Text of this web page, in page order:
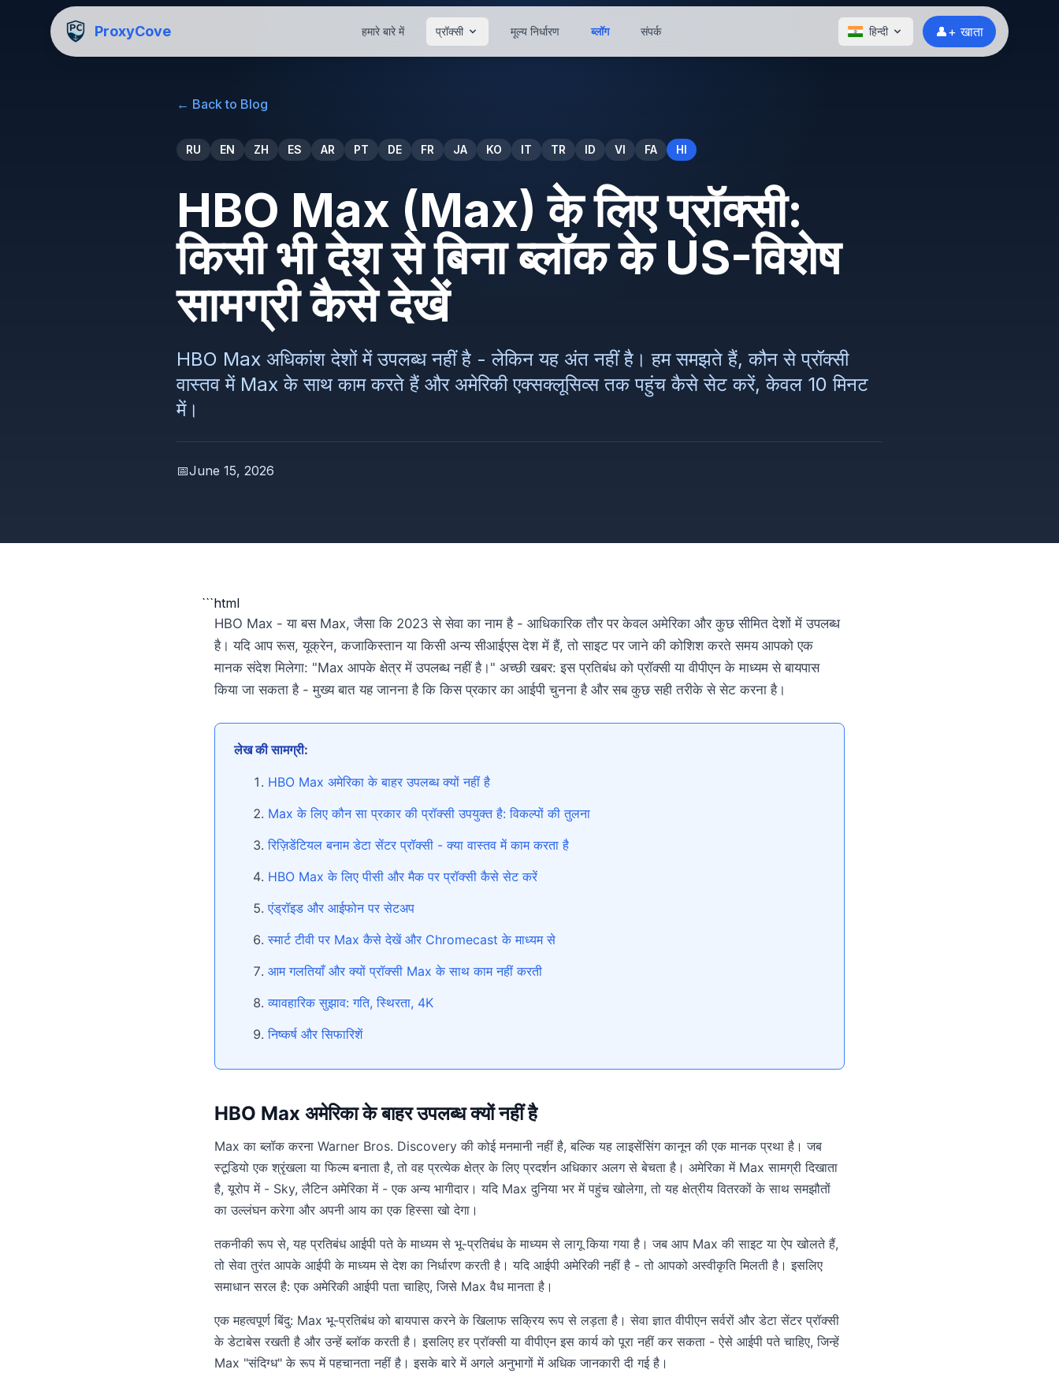
ProxyCove हमारे बारे में प्रॉक्सी मूल्य निर्धारण ब्लॉग संपर्क हिन्दी 👤+ खाता
← Back to Blog
RU EN ZH ES AR PT DE FR JA KO IT TR ID VI FA HI
HBO Max (Max) के लिए प्रॉक्सी:
किसी भी देश से बिना ब्लॉक के US-विशेष
सामग्री कैसे देखें
HBO Max अधिकांश देशों में उपलब्ध नहीं है - लेकिन यह अंत नहीं है। हम समझते हैं, कौन से प्रॉक्सी
वास्तव में Max के साथ काम करते हैं और अमेरिकी एक्सक्लूसिव्स तक पहुंच कैसे सेट करें, केवल 10 मिनट
में।
📅June 15, 2026
```html
HBO Max - या बस Max, जैसा कि 2023 से सेवा का नाम है - आधिकारिक तौर पर केवल अमेरिका और कुछ सीमित देशों में उपलब्ध
है। यदि आप रूस, यूक्रेन, कजाकिस्तान या किसी अन्य सीआईएस देश में हैं, तो साइट पर जाने की कोशिश करते समय आपको एक
मानक संदेश मिलेगा: "Max आपके क्षेत्र में उपलब्ध नहीं है।" अच्छी खबर: इस प्रतिबंध को प्रॉक्सी या वीपीएन के माध्यम से बायपास
किया जा सकता है - मुख्य बात यह जानना है कि किस प्रकार का आईपी चुनना है और सब कुछ सही तरीके से सेट करना है।
लेख की सामग्री:
HBO Max अमेरिका के बाहर उपलब्ध क्यों नहीं है
Max के लिए कौन सा प्रकार की प्रॉक्सी उपयुक्त है: विकल्पों की तुलना
रिज़िडेंटियल बनाम डेटा सेंटर प्रॉक्सी - क्या वास्तव में काम करता है
HBO Max के लिए पीसी और मैक पर प्रॉक्सी कैसे सेट करें
एंड्रॉइड और आईफोन पर सेटअप
स्मार्ट टीवी पर Max कैसे देखें और Chromecast के माध्यम से
आम गलतियाँ और क्यों प्रॉक्सी Max के साथ काम नहीं करती
व्यावहारिक सुझाव: गति, स्थिरता, 4K
निष्कर्ष और सिफारिशें
HBO Max अमेरिका के बाहर उपलब्ध क्यों नहीं है
Max का ब्लॉक करना Warner Bros. Discovery की कोई मनमानी नहीं है, बल्कि यह लाइसेंसिंग कानून की एक मानक प्रथा है। जब
स्टूडियो एक श्रृंखला या फिल्म बनाता है, तो वह प्रत्येक क्षेत्र के लिए प्रदर्शन अधिकार अलग से बेचता है। अमेरिका में Max सामग्री दिखाता
है, यूरोप में - Sky, लैटिन अमेरिका में - एक अन्य भागीदार। यदि Max दुनिया भर में पहुंच खोलेगा, तो यह क्षेत्रीय वितरकों के साथ समझौतों
का उल्लंघन करेगा और अपनी आय का एक हिस्सा खो देगा।
तकनीकी रूप से, यह प्रतिबंध आईपी पते के माध्यम से भू-प्रतिबंध के माध्यम से लागू किया गया है। जब आप Max की साइट या ऐप खोलते हैं,
तो सेवा तुरंत आपके आईपी के माध्यम से देश का निर्धारण करती है। यदि आईपी अमेरिकी नहीं है - तो आपको अस्वीकृति मिलती है। इसलिए
समाधान सरल है: एक अमेरिकी आईपी पता चाहिए, जिसे Max वैध मानता है।
एक महत्वपूर्ण बिंदु: Max भू-प्रतिबंध को बायपास करने के खिलाफ सक्रिय रूप से लड़ता है। सेवा ज्ञात वीपीएन सर्वरों और डेटा सेंटर प्रॉक्सी
के डेटाबेस रखती है और उन्हें ब्लॉक करती है। इसलिए हर प्रॉक्सी या वीपीएन इस कार्य को पूरा नहीं कर सकता - ऐसे आईपी पते चाहिए, जिन्हें
Max "संदिग्ध" के रूप में पहचानता नहीं है। इसके बारे में अगले अनुभागों में अधिक जानकारी दी गई है।